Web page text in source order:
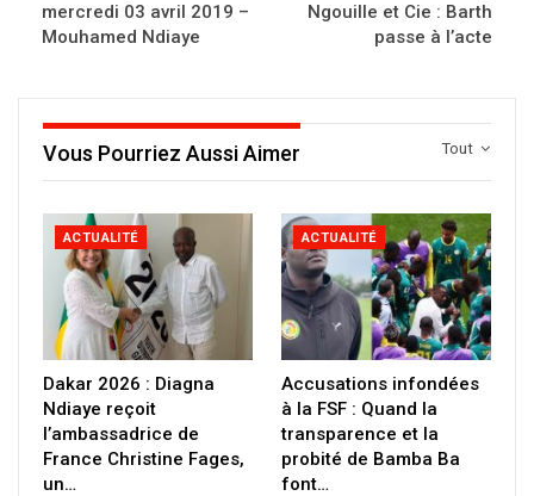
mercredi 03 avril 2019 –
Mouhamed Ndiaye
Ngouille et Cie : Barth
passe à l’acte
Tout
Vous Pourriez Aussi Aimer
ACTUALITÉ
Dakar 2026 : Diagna
Ndiaye reçoit
l’ambassadrice de
France Christine Fages,
un…
ACTUALITÉ
Accusations infondées
à la FSF : Quand la
transparence et la
probité de Bamba Ba
font…